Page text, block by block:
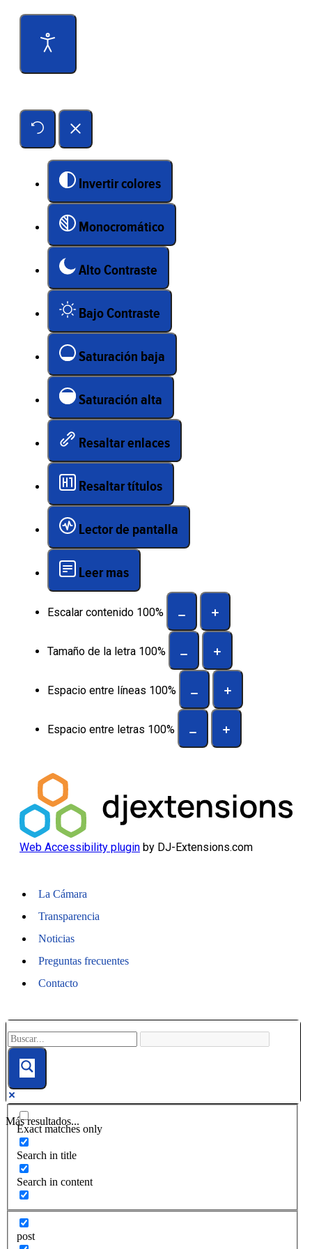
Invertir colores
Monocromático
Alto Contraste
Bajo Contraste
Saturación baja
Saturación alta
Resaltar enlaces
Resaltar títulos
Lector de pantalla
Leer mas
Escalar contenido 100%
Tamaño de la letra 100%
Espacio entre líneas 100%
Espacio entre letras 100%
Web Accessibility plugin by DJ-Extensions.com
La Cámara
Transparencia
Noticias
Preguntas frecuentes
Contacto
Más resultados...
Exact matches only
Search in title
Search in content
post